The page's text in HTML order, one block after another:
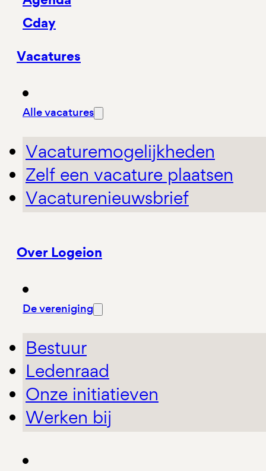
Cday
Vacatures
Alle vacatures
Vacaturemogelijkheden
Zelf een vacature plaatsen
Vacaturenieuwsbrief
Over Logeion
De vereniging
Bestuur
Ledenraad
Onze initiatieven
Werken bij